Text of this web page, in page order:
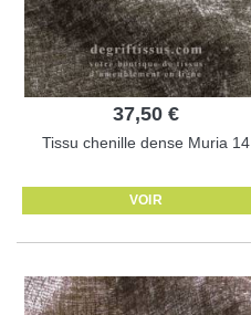
37,50 €
Tissu chenille dense Muria 14
VOIR